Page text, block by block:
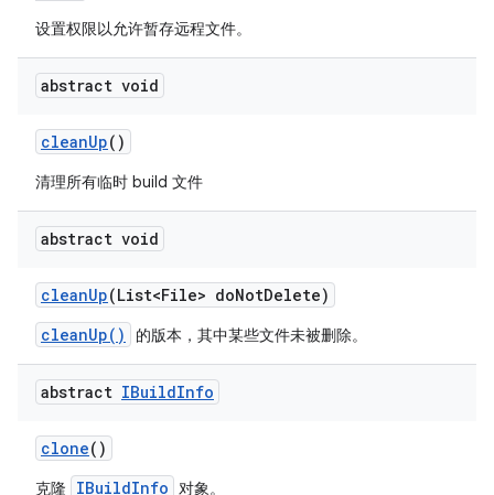
设置权限以允许暂存远程文件。
abstract void
cleanUp()
清理所有临时 build 文件
abstract void
cleanUp(List<File> doNotDelete)
cleanUp()
的版本，其中某些文件未被删除。
abstract IBuildInfo
clone()
克隆 IBuildInfo 对象。